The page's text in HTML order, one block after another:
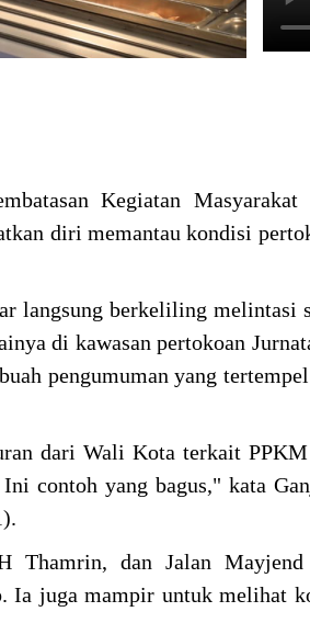
Kegiatan Masyarakat
diri memantau kondisi
langsung berkeliling melintasi
di kawasan pertokoan
pengumuman yang
dari Wali Kota terkait
contoh yang bagus," kata
Thamrin, dan Jalan Mayjend
Ia juga mampir untuk melihat